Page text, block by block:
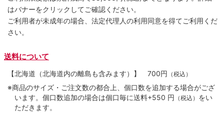
はバナーをクリックしてご確認ください。
ご利用者が未成年の場合、法定代理人の利用同意を得てご利用くだ
さい。
送料について
【北海道（北海道内の離島も含みます）】 700円 （税込）
※商品のサイズ・ご注文数の都合上、個口数を追加する場合がござ
います。個口数追加の場合は個口毎に送料+550 円 （税込） をい
ただきます。